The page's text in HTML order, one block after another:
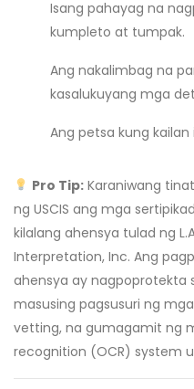
Isang pahayag na
kumpleto at tumpak.
Ang nakalimbag na
kasalukuyang mga
Ang petsa kung kailan
Pro Tip:Karaniwang
ng USCIS ang mga
kilalang ahensya tulad ng
Interpretation, Inc. Ang
ahensya ay nagpoprotekta
masusing pagsusuri ng
vetting, na gumagamit ng
recognition (OCR) system